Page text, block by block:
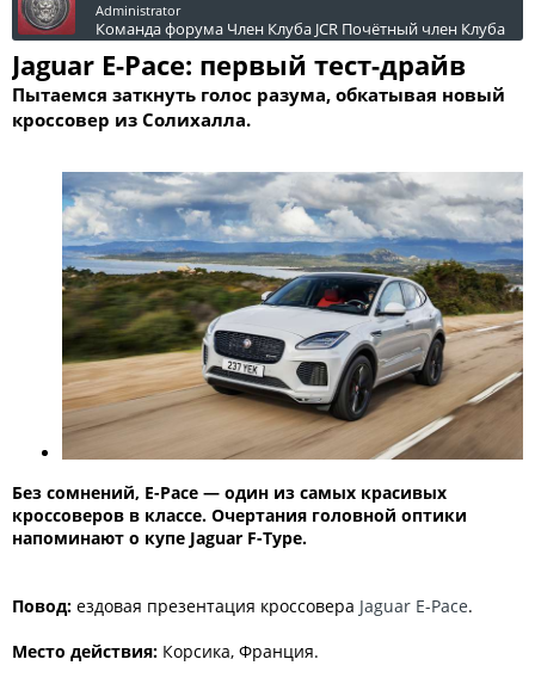
Administrator
Команда форума Член Клуба JCR Почётный член Клуба
Jaguar E-Pace: первый тест-драйв
Пытаемся заткнуть голос разума, обкатывая новый
кроссовер из Солихалла.
Без сомнений, E-Pace — один из самых красивых
кроссоверов в классе. Очертания головной оптики
напоминают о купе Jaguar F-Type.
Повод: ездовая презентация кроссовера Jaguar E-Pace.
Место действия: Корсика, Франция.